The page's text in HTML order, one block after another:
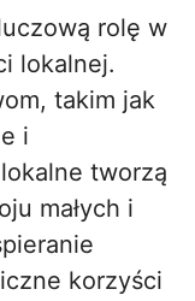
rolę w
lokalnej.
takim jak
i
tworzą
małych i
korzyści